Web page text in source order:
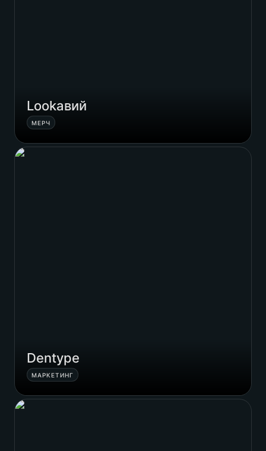
Lookавий
МЕРЧ
Dentype
Dentype
МАРКЕТИНГ
Eleventeen Studio